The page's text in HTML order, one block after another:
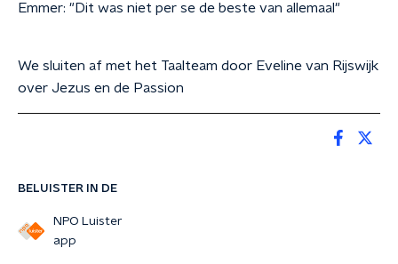
BELUISTER IN DE
NPO Luister
app
Emmer: "Dit was niet per se de beste van allemaal"
We sluiten af met het Taalteam door Eveline van Rijswijk
over Jezus en de Passion